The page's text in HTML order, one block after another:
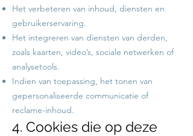
Het verbeteren van inhoud, diensten en
gebruikerservaring.
Het integreren van diensten van derden,
zoals kaarten, video’s, sociale netwerken of
analysetools.
Indien van toepassing, het tonen van
gepersonaliseerde communicatie of
reclame-inhoud.
4. Cookies die op deze